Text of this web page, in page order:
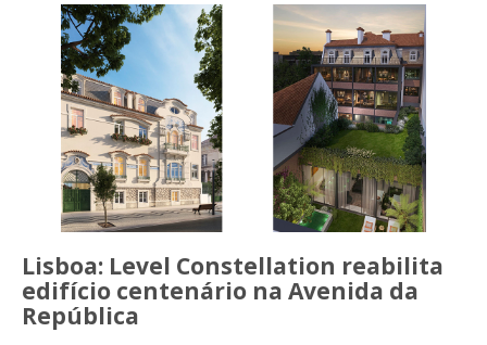
Lisboa: Level Constellation reabilita
edifício centenário na Avenida da
República